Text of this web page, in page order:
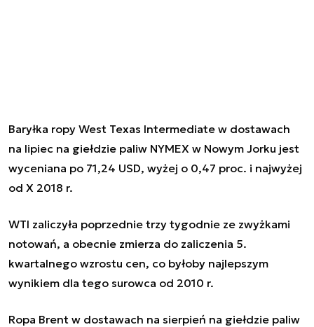
Baryłka ropy West Texas Intermediate w dostawach
na lipiec na giełdzie paliw NYMEX w Nowym Jorku jest
wyceniana po 71,24 USD, wyżej o 0,47 proc. i najwyżej
od X 2018 r.
WTI zaliczyła poprzednie trzy tygodnie ze zwyżkami
notowań, a obecnie zmierza do zaliczenia 5.
kwartalnego wzrostu cen, co byłoby najlepszym
wynikiem dla tego surowca od 2010 r.
Ropa Brent w dostawach na sierpień na giełdzie paliw